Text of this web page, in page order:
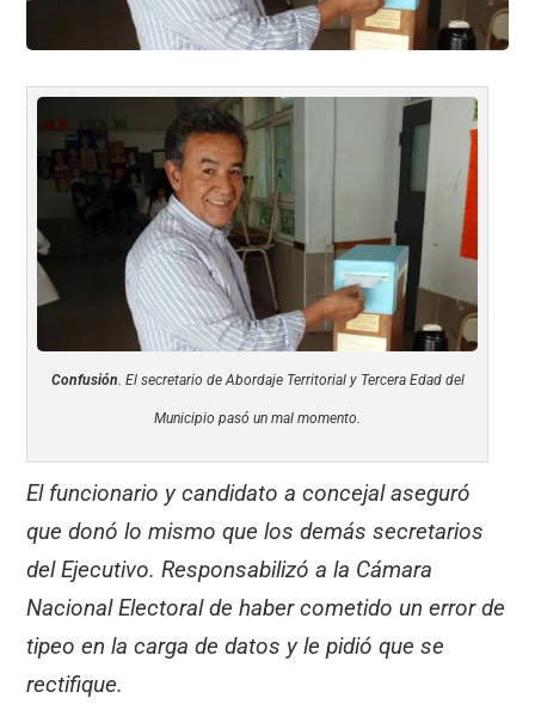
Confusión. El secretario de Abordaje Territorial y Tercera Edad del
Municipio pasó un mal momento.
El funcionario y candidato a concejal aseguró
que donó lo mismo que los demás secretarios
del Ejecutivo. Responsabilizó a la Cámara
Nacional Electoral de haber cometido un error de
tipeo en la carga de datos y le pidió que se
rectifique.